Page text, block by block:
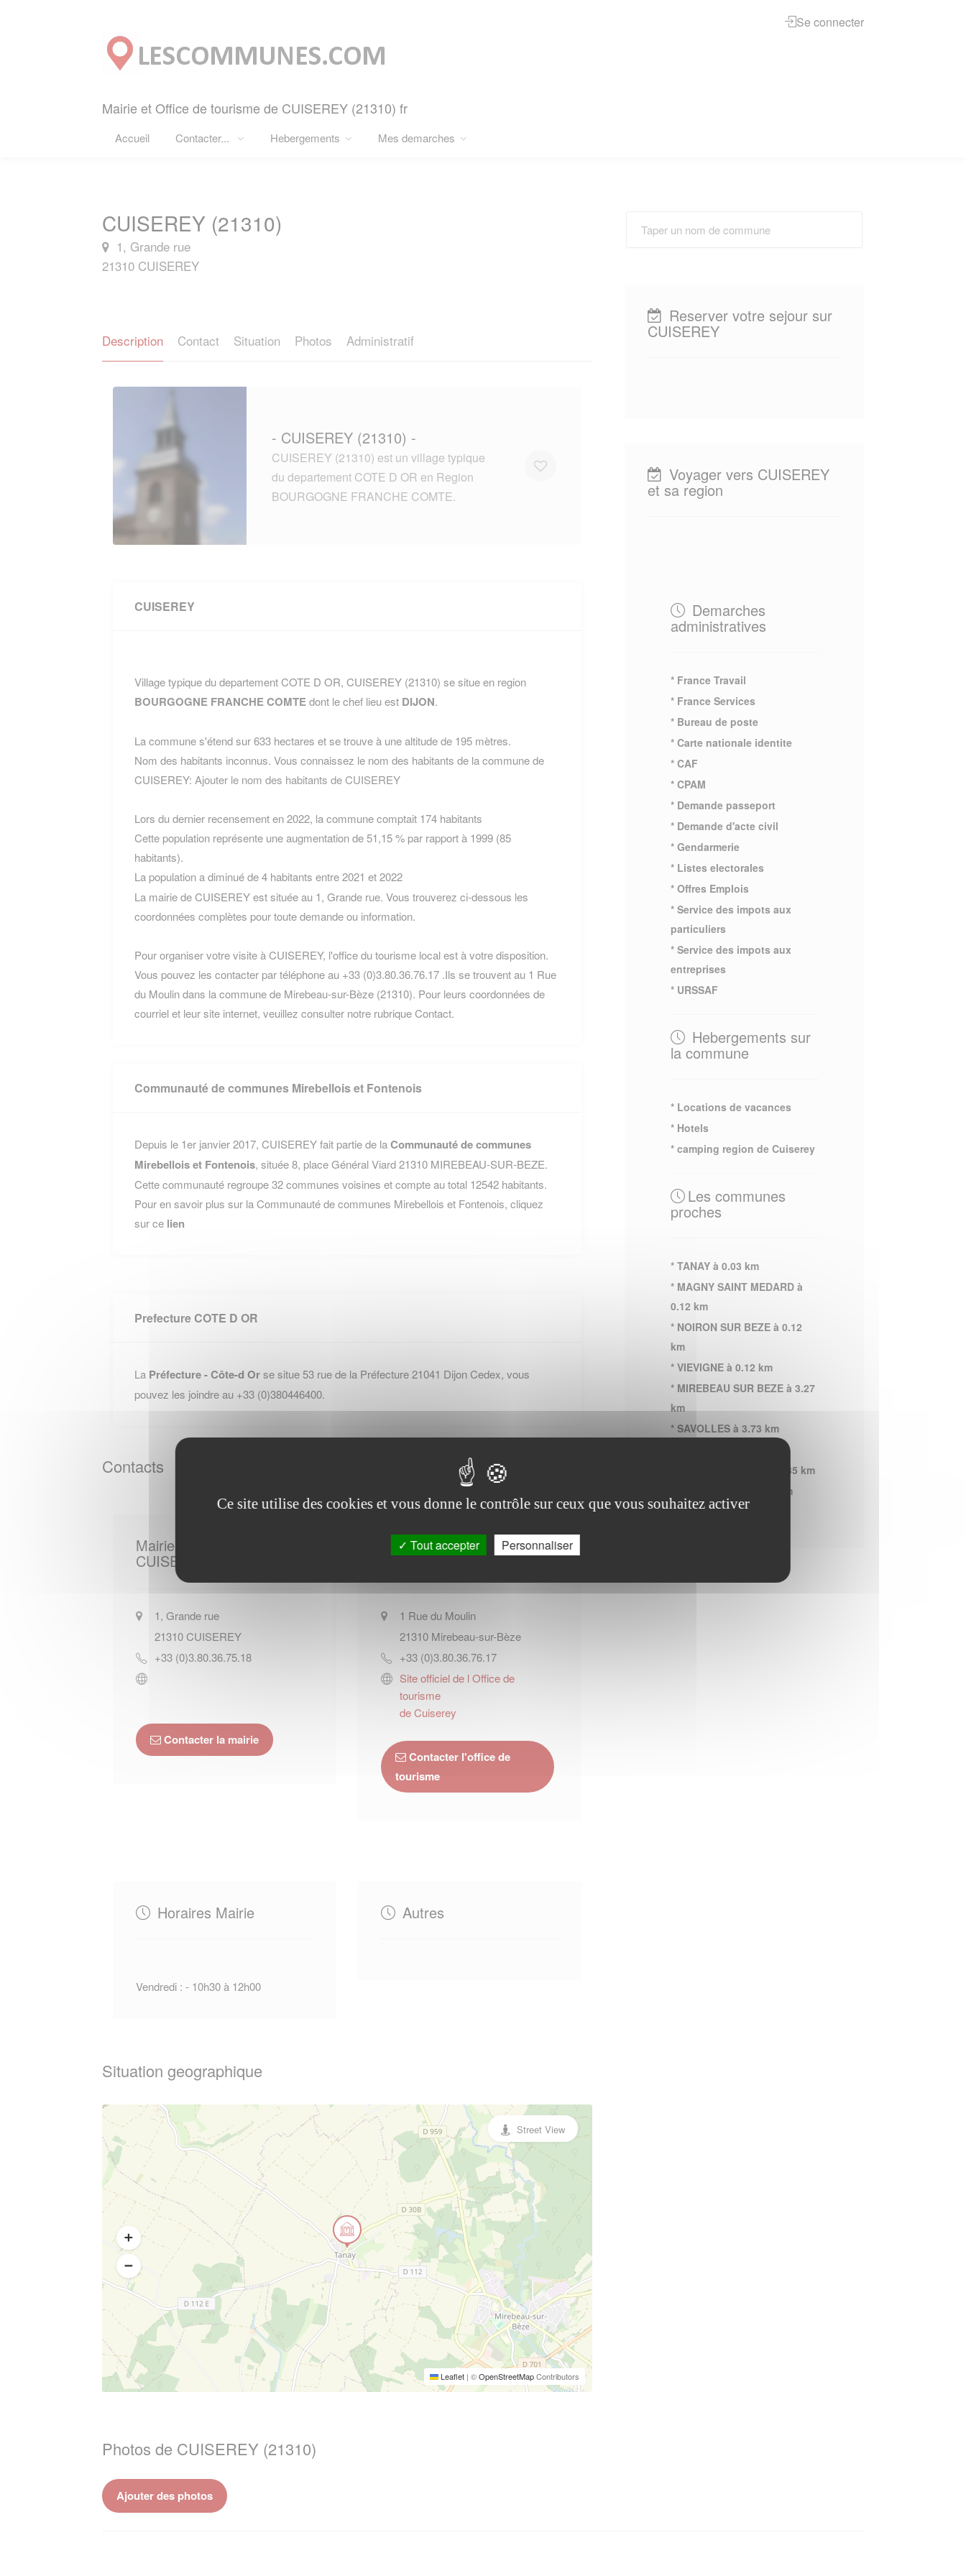
Mairie et Office de tourisme de CUISEREY (21310) fr
Accueil Contacter... Hebergements Mes demarches
Se connecter
CUISEREY (21310)
1, Grande rue
21310 CUISEREY
Description Contact Situation Photos Administratif
- CUISEREY (21310) -
CUISEREY (21310) est un village typique
du departement COTE D OR en Region
BOURGOGNE FRANCHE COMTE.
CUISEREY
Village typique du departement COTE D OR, CUISEREY (21310) se situe en region
BOURGOGNE FRANCHE COMTEdont le chef lieu est DIJON.
La commune s'étend sur 633 hectares et se trouve à une altitude de 195 mètres.
Nom des habitants inconnus. Vous connaissez le nom des habitants de la commune de
CUISEREY: Ajouter le nom des habitants de CUISEREY
Lors du dernier recensement en 2022, la commune comptait 174 habitants
Cette population représente une augmentation de 51,15 % par rapport à 1999 (85
habitants).
La population a diminué de 4 habitants entre 2021 et 2022
La mairie de CUISEREY est située au 1, Grande rue. Vous trouverez ci-dessous les
coordonnées complètes pour toute demande ou information.
Pour organiser votre visite à CUISEREY, l'office du tourisme local est à votre disposition.
Vous pouvez les contacter par téléphone au +33 (0)3.80.36.76.17 .Ils se trouvent au 1 Rue
du Moulin dans la commune de Mirebeau-sur-Bèze (21310). Pour leurs coordonnées de
courriel et leur site internet, veuillez consulter notre rubrique Contact.
Communauté de communes Mirebellois et Fontenois
Depuis le 1er janvier 2017, CUISEREY fait partie de laCommunauté de communes
Mirebellois et Fontenois, située 8, place Général Viard 21310 MIREBEAU-SUR-BEZE.
Cette communauté regroupe 32 communes voisines et compte au total 12542 habitants.
Pour en savoir plus sur la Communauté de communes Mirebellois et Fontenois, cliquez
sur ce lien
Prefecture COTE D OR
La Préfecture - Côte-d Orse situe 53 rue de la Préfecture 21041 Dijon Cedex, vous
pouvez les joindre au +33 (0)380446400.
Contacts
Mairie de
CUISEREY
1, Grande rue
21310 CUISEREY
+33 (0)3.80.36.75.18
Contacter la mairie
Office de tourisme de
Cuiserey
1 Rue du Moulin
21310 Mirebeau-sur-Bèze
+33 (0)3.80.36.76.17
Site officiel de l Office de
tourisme
de Cuiserey
Contacter l'office de
tourisme
Horaires Mairie
Vendredi : - 10h30 à 12h00
Autres
Situation geographique
Leaflet | ©OpenStreetMapContributors
Street View
Photos de CUISEREY (21310)
Ajouter des photos
Reserver votre sejour sur
CUISEREY
Voyager vers CUISEREY
et sa region
Demarches
administratives
* France Travail
* France Services
* Bureau de poste
* Carte nationale identite
* CAF
* CPAM
* Demande passeport
* Demande d'acte civil
* Gendarmerie
* Listes electorales
* Offres Emplois
* Service des impots aux
particuliers
* Service des impots aux
entreprises
* URSSAF
Hebergements sur
la commune
* Locations de vacances
* Hotels
* camping region de Cuiserey
Les communes
proches
* TANAY à 0.03 km
* MAGNY SAINT MEDARD à
0.12 km
* NOIRON SUR BEZE à 0.12
km
* VIEVIGNE à 0.12 km
* MIREBEAU SUR BEZE à 3.27
km
* SAVOLLES à 3.73 km
* BEZOUOTTE à 5.31 km
* BEIRE LE CHATEL à 5.35 km
* BELLENEUVE à 5.53 km
Ce site utilise des cookies et vous donne le contrôle sur ceux que vous souhaitez activer
Tout accepter Personnaliser